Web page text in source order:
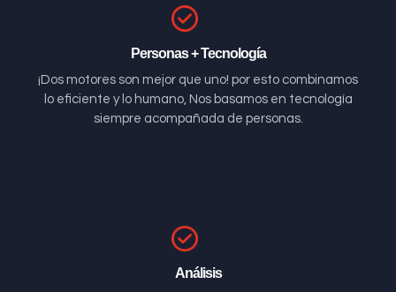
Personas + Tecnología
¡Dos motores son mejor que uno! por esto combinamos
lo eficiente y lo humano, Nos basamos en tecnología
siempre acompañada de personas.
Análisis